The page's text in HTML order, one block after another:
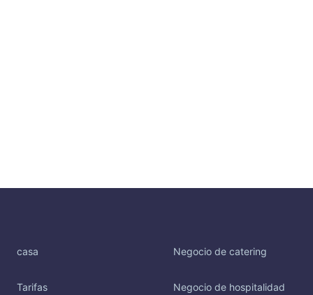
casa
Tarifas
Negocio de catering
Negocio de hospitalidad